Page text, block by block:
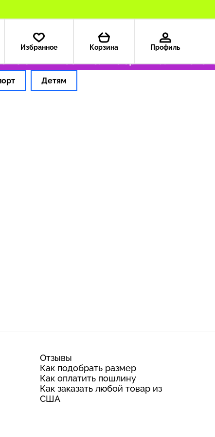
Избранное Корзина Профиль
из США — 199 ₽ Только оригинальные
Детям
Отзывы
Как подобрать размер
Как оплатить пошлину
Как заказать любой товар из
США